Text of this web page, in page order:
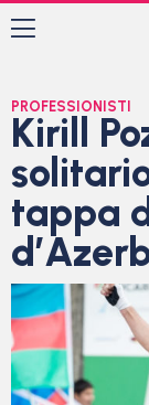
PROFESSIONISTI
Kirill
tappa